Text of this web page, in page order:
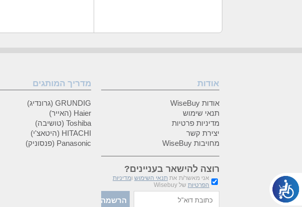
אודות
אודות WiseBuy
תנאי שימוש
מדיניות פרטיות
יצירת קשר
מחויבות WiseBuy
רוצה להישאר בעניינים?
אני מאשר/ת את תנאי השימוש ומדיניות
הפרטיות של Wisebuy
מדריך המותגים
GRUNDIG (גרונדיג)
Haier (האייר)
Toshiba (טושיבה)
HITACHI (היטאצ'י)
Panasonic (פנסוניק)